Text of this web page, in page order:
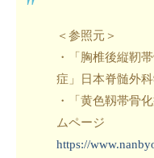
＜参照元＞
・「胸椎後縦靭
症」日本脊髄外
・「黄色靱帯骨
ムページ
https://